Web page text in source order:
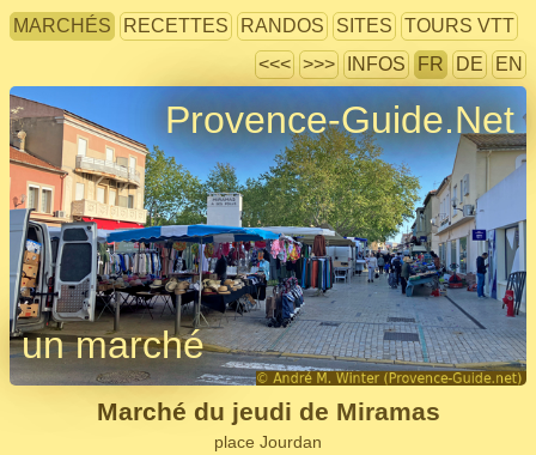
MARCHÉS RECETTES RANDOS SITES
TOURS VTT
<<< >>> INFOS FR DE EN
Provence-Guide.Net
un marché
Marché du jeudi de Miramas
place Jourdan